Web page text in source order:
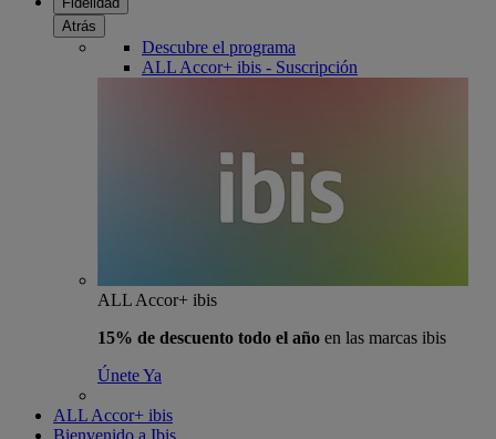
Atrás
Descubre el programa
ALL Accor+ ibis - Suscripción
ALL Accor+ ibis
15% de descuento todo el año en las marcas ibis
Únete Ya
ALL Accor+ ibis
Bienvenido a Ibis